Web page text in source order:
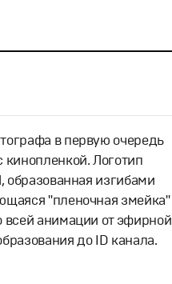
в первую очередь
кинопленкой. Логотип
образованная изгибами
"пленочная змейка"
всей анимации от эфирной
до ID канала.